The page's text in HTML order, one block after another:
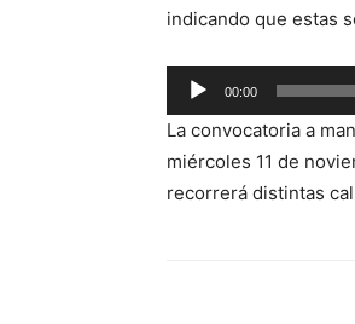
indicando que estas
Reproductor
de
audio
00:00
La convocatoria a
miércoles 11 de
recorrerá distintas